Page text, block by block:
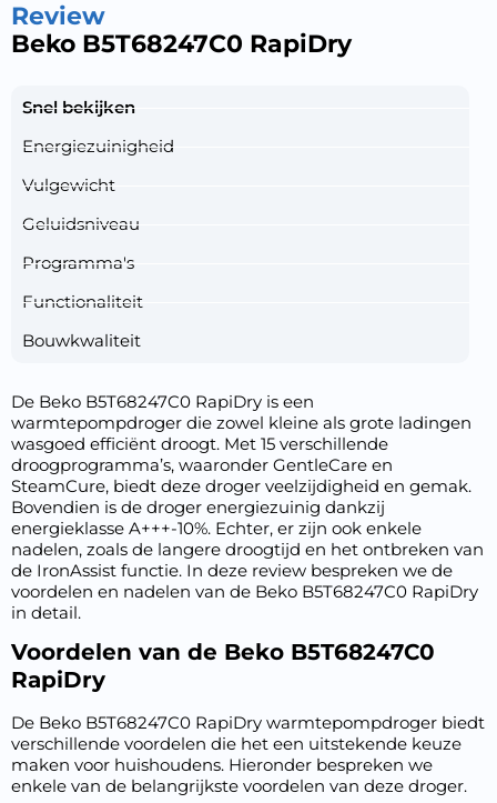
Review
Beko B5T68247C0 RapiDry
Snel bekijken
Energiezuinigheid
Vulgewicht
Geluidsniveau
Programma's
Functionaliteit
Bouwkwaliteit
De Beko B5T68247C0 RapiDry is een
warmtepompdroger die zowel kleine als grote ladingen
wasgoed efficiënt droogt. Met 15 verschillende
droogprogramma’s, waaronder GentleCare en
SteamCure, biedt deze droger veelzijdigheid en gemak.
Bovendien is de droger energiezuinig dankzij
energieklasse A+++-10%. Echter, er zijn ook enkele
nadelen, zoals de langere droogtijd en het ontbreken van
de IronAssist functie. In deze review bespreken we de
voordelen en nadelen van de Beko B5T68247C0 RapiDry
in detail.
Voordelen van de Beko B5T68247C0
RapiDry
De Beko B5T68247C0 RapiDry warmtepompdroger biedt
verschillende voordelen die het een uitstekende keuze
maken voor huishoudens. Hieronder bespreken we
enkele van de belangrijkste voordelen van deze droger.